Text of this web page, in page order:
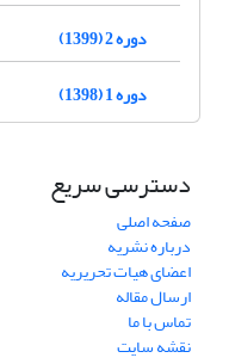
دوره 2 (1399)
دوره 1 (1398)
دسترسی سریع
صفحه اصلی
درباره نشریه
اعضای هیات تحریریه
ارسال مقاله
تماس با ما
نقشه سایت